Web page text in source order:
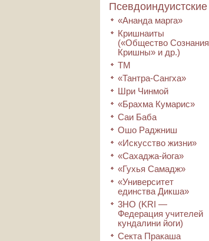
Псевдоиндуистские
«Ананда марга»
Кришнаиты
(«Общество Сознания
Кришны» и др.)
ТМ
«Тантра-Сангха»
Шри Чинмой
«Брахма Кумарис»
Саи Баба
Ошо Раджниш
«Искусство жизни»
«Сахаджа-йога»
«Гухья Самадж»
«Университет
единства Дикша»
3HO (KRI ―
Федерация учителей
кундалини йоги)
Секта Пракаша